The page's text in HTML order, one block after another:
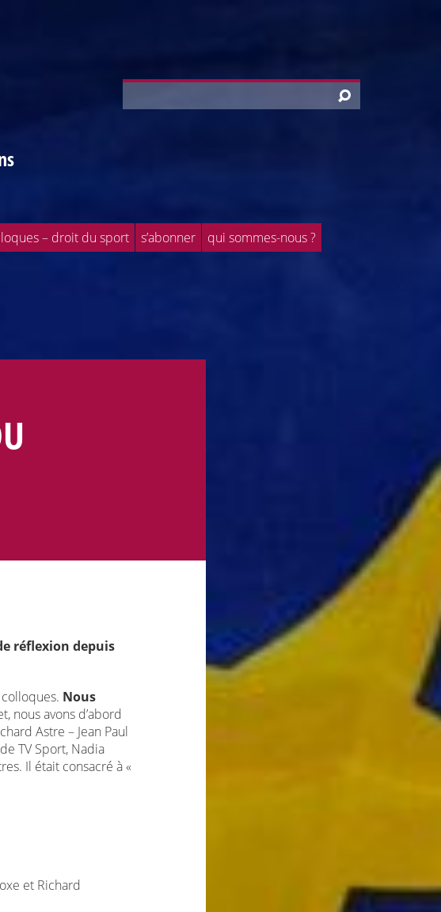
– droit du sport s’abonner
qui sommes-nous ?
réflexion depuis
Nous
nous avons d’abord
Astre – Jean Paul
TV Sport, Nadia
Il était consacré à «
et Richard